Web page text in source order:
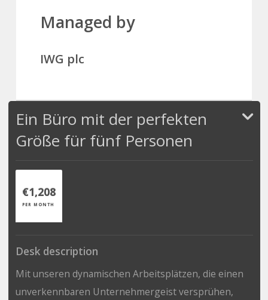
Managed by
IWG plc
Ein Büro mit der perfekten
Größe für fünf Personen
€1,208
PER MONTH
Desk description
Mit unseren dynamischen Arbeitsplätzen, die einen
unverkennbaren Unternehmergeist versprühen,